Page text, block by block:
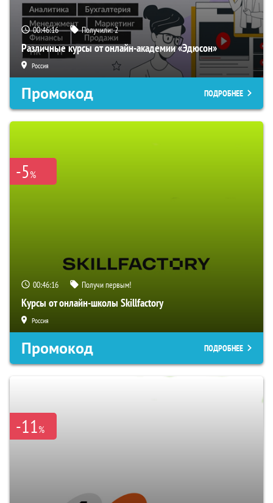
00:46:15 Получили:2
Различные курсы от онлайн-академии «Эдюсон»
Россия
Промокод ПОДРОБНЕЕ
-5%
00:46:15 Получи первым!
Курсы от онлайн-школы Skillfactory
Россия
Промокод ПОДРОБНЕЕ
-11%